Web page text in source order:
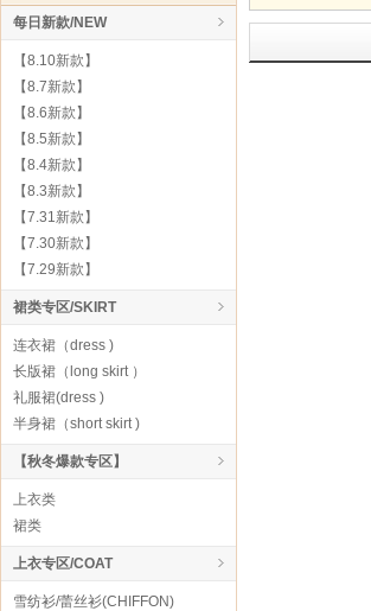
每日新款/NEW
【8.10新款】
【8.7新款】
【8.6新款】
【8.5新款】
【8.4新款】
【8.3新款】
【7.31新款】
【7.30新款】
【7.29新款】
裙类专区/SKIRT
连衣裙（dress )
长版裙（long skirt ）
礼服裙(dress )
半身裙（short skirt )
【秋冬爆款专区】
上衣类
裙类
上衣专区/COAT
雪纺衫/蕾丝衫(CHIFFON)